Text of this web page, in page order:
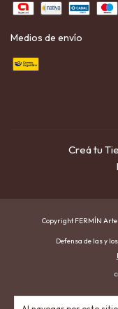
Medios de envío
Creá tu
Copyright FERMÍN
Defensa de las y